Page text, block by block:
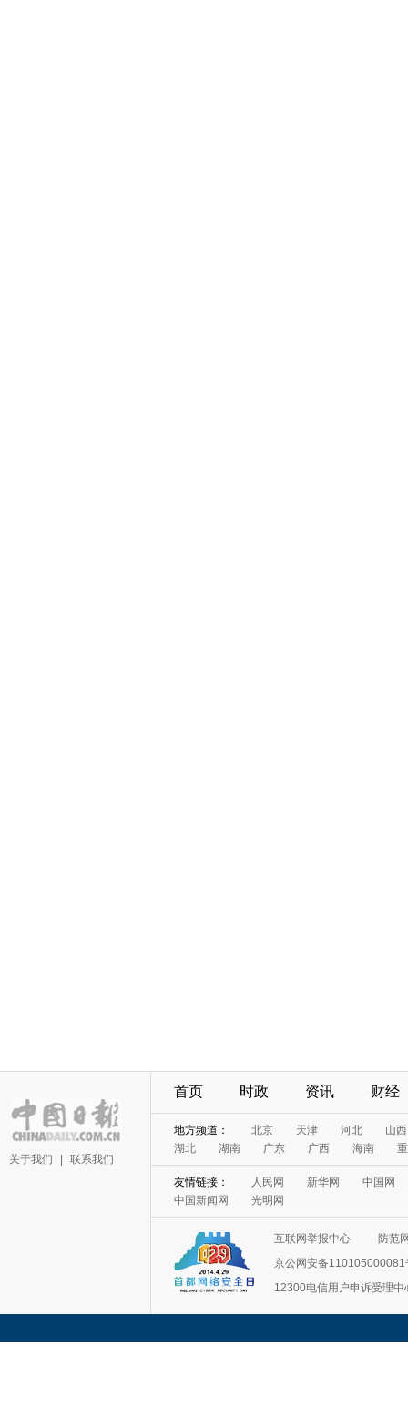
关于我们 联系我们
首页 时政 资讯 财经
地方频道： 北京 天津 河北
山西
湖北
湖南 广东 广西 海南
友情链接： 人民网 新华网
中国网
中国新闻网
光明网
互联网举报中心
防范
京公网安备110105000081
12300电信用户申诉受理中